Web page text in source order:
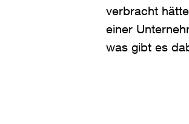
verbracht
einer
was gibt es